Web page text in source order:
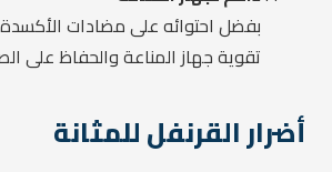
بفضل احتوائه على مضادات
تقوية جهاز المناعة والحفاظ على
أضرار القرنفل للمثانة